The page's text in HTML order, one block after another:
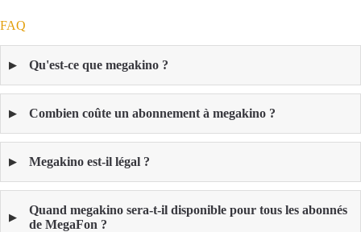
FAQ
Qu'est-ce que megakino ?
Combien coûte un abonnement à megakino ?
Megakino est-il légal ?
Quand megakino sera-t-il disponible pour tous les abonnés
de MegaFon ?